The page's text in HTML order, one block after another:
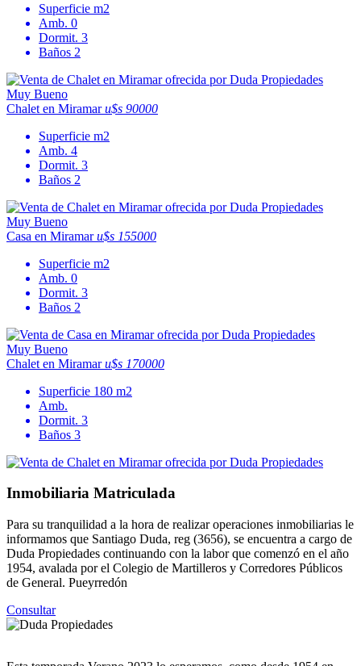
Superficie m2
Amb. 0
Dormit. 3
Baños 2
Muy Bueno
Chalet en Miramaru$s 90000
Superficie m2
Amb. 4
Dormit. 3
Baños 2
Muy Bueno
Casa en Miramaru$s 155000
Superficie m2
Amb. 0
Dormit. 3
Baños 2
Muy Bueno
Chalet en Miramaru$s 170000
Superficie 180 m2
Amb.
Dormit. 3
Baños 3
Inmobiliaria Matriculada
Para su tranquilidad a la hora de realizar operaciones inmobiliarias le
informamos que Santiago Duda, reg (3656), se encuentra a cargo de
Duda Propiedades continuando con la labor que comenzó en el año
1954, avalada por el Colegio de Martilleros y Corredores Públicos
de General. Pueyrredón
Consultar